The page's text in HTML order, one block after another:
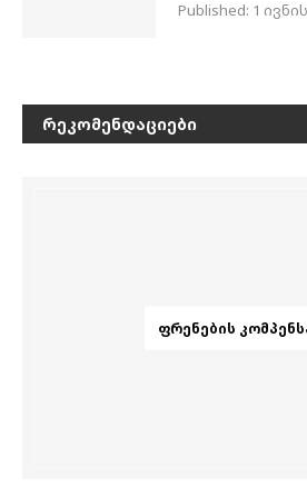
Published: 1
ᲠᲔᲙᲝᲛᲔᲜᲓᲐᲪᲘᲔᲑᲘ
ᲤᲠᲔᲜᲔᲑᲘᲡ